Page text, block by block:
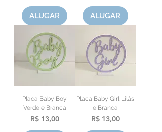
ALUGAR ALUGAR
Placa Baby Boy
Verde e Branca
Preço
R$ 13,00
Placa Baby Girl Lilás
e Branca
Preço
R$ 13,00